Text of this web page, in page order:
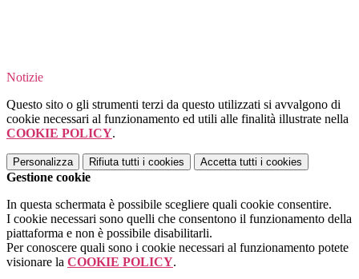
Notizie
Questo sito o gli strumenti terzi da questo utilizzati si avvalgono di
cookie necessari al funzionamento ed utili alle finalità illustrate nella
COOKIE POLICY.
Personalizza Rifiuta tutti i cookies Accetta tutti i cookies
Gestione cookie
In questa schermata è possibile scegliere quali cookie consentire.
I cookie necessari sono quelli che consentono il funzionamento della
piattaforma e non è possibile disabilitarli.
Per conoscere quali sono i cookie necessari al funzionamento potete
visionare la COOKIE POLICY.